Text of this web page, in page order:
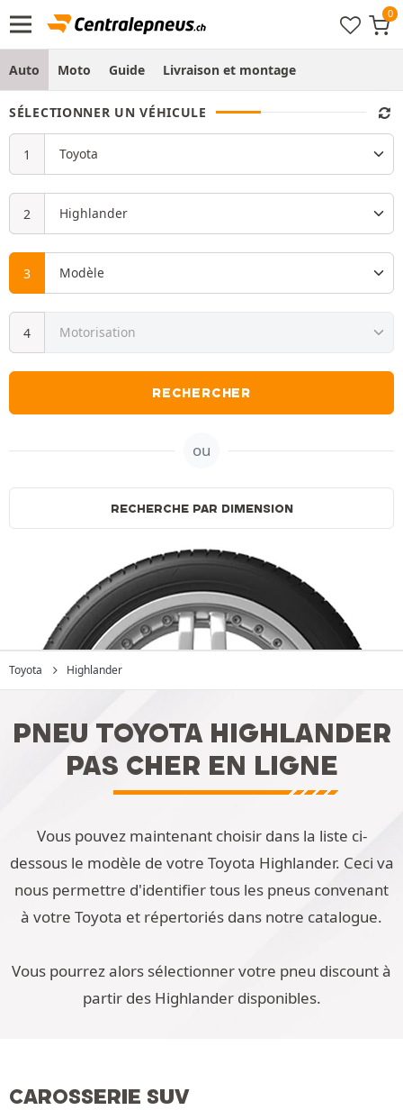
Auto Moto Guide Livraison et montage
SÉLECTIONNER UN VÉHICULE
RECHERCHER
ou
RECHERCHE PAR DIMENSION
Toyota Highlander
PNEU TOYOTA HIGHLANDER
PAS CHER EN LIGNE
Vous pouvez maintenant choisir dans la liste ci-
dessous le modèle de votre Toyota Highlander. Ceci va
nous permettre d'identifier tous les pneus convenant
à votre Toyota et répertoriés dans notre catalogue.
Vous pourrez alors sélectionner votre pneu discount à
partir des Highlander disponibles.
CAROSSERIE SUV